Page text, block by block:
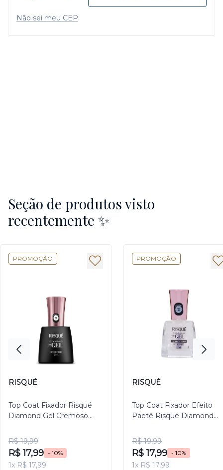
Não sei meu CEP
Seção de produtos visto
recentemente ✨
PROMOÇÃO
RISQUÉ
Top Coat Fixador Risqué
Diamond Gel Cremoso
R$ 19,99
R$ 17,99 - 10%
1x R$ 17,99
PROMOÇÃO
RISQUÉ
Top Coat Fixador Efeito
Paetê Risqué Diamond
R$ 19,99
R$ 17,99 - 10%
1x R$ 17,99